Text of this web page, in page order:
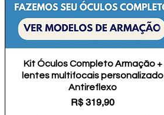
Visualização rápida
Kit Óculos Completo Armação +
lentes multifocais personalizado
Antireflexo
Preço
R$ 319,90